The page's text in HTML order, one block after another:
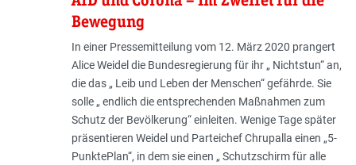
Bewegung
In einer Pressemitteilung vom 12. März 2020 prangert
Alice Weidel die Bundesregierung für ihr „ Nichtstun“ an,
die das „ Leib und Leben der Menschen“ gefährde. Sie
solle „ endlich die entsprechenden Maßnahmen zum
Schutz der Bevölkerung“ einleiten. Wenige Tage später
präsentieren Weidel und Parteichef Chrupalla einen „5-
Punkte­Plan“, in dem sie einen „ Schutzschirm für alle